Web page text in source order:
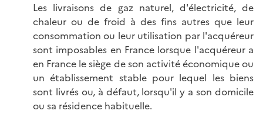
Les livraisons de gaz naturel, d'électricité, de
chaleur ou de froid à des fins autres que leur
consommation ou leur utilisation par l'acquéreur
sont imposables en France lorsque l'acquéreur a
en France le siège de son activité économique ou
un établissement stable pour lequel les biens
sont livrés ou, à défaut, lorsqu'il y a son domicile
ou sa résidence habituelle.